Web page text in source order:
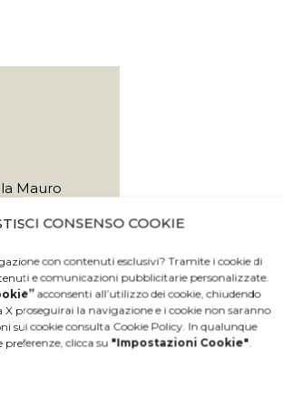
CONSENSO COOKIE
con contenuti esclusivi? Tramite i cookie di
e comunicazioni pubblicitarie personalizzate.
acconsenti all’utilizzo dei cookie, chiudendo
proseguirai la navigazione e i cookie non saranno
sui cookie consulta Cookie Policy. In qualunque
clicca su "Impostazioni Cookie".
Mauro
mieli
postazioni il
l’ambiente